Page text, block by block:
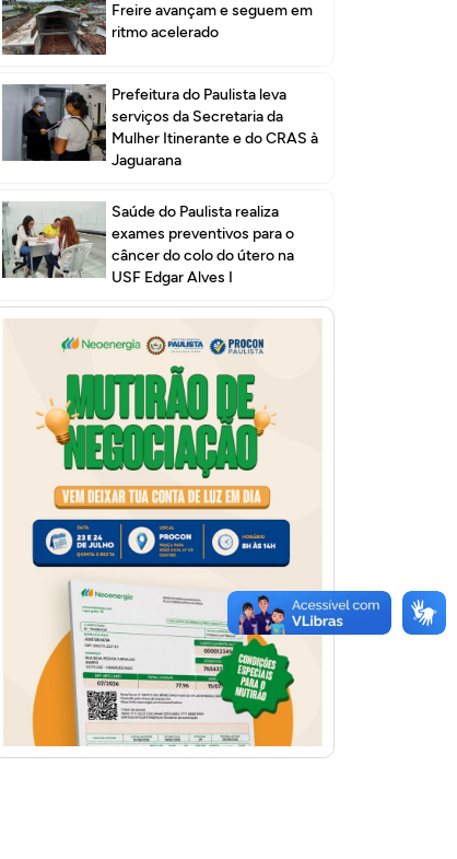
Freire avançam e seguem em
ritmo acelerado
Prefeitura do Paulista leva
serviços da Secretaria da
Mulher Itinerante e do CRAS à
Jaguarana
Saúde do Paulista realiza
exames preventivos para o
câncer do colo do útero na
USF Edgar Alves I